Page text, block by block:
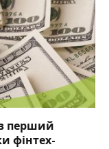
перший
фінтех-